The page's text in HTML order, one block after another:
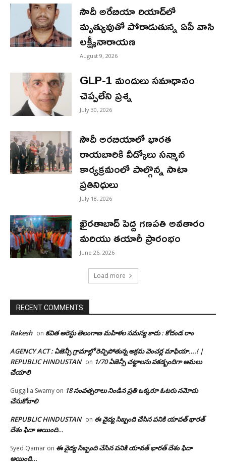
సౌదీ అరేబియా రియాద్‌లో
మృత్యువుతో పోరాడుతున్న ఏపీ వాసి
లక్ష్మీనారాయణ
August 9, 2026
GLP-1 మందులు సమాధానం
చెప్పలేని ప్రశ్న
July 30, 2026
సౌదీ అరబియాలో భారత
రాయబారికి వీడ్కోలు సన్మాన
కార్యక్రమంలో పాల్గొన్న సాటా
ప్రతినిధులు
July 18, 2026
ఖైరతాబాద్ పెద్ద గణపతి అవతారం
మరియు తయారీ ప్రారంభం
June 26, 2026
Load more
RECENT COMMENTS
Rakesh on కవిత అరెస్టు తెలంగాణ మహిళల సమస్య కాదు : కోదండ రాం
AGENCY ACT : ఏజెన్సీ గ్రామాల్లో రెచ్చిపోతున్న అక్రమ వెంచర్ల మాఫియా….! |
REPUBLIC HINDUSTAN on 1/70 ఏజెన్సీ చట్టాలను పకడ్బందిగా అమలు
చేయాలి
Guggilla Swamy on 18 సంవత్సరాలు నిండిన ప్రతి ఒక్కరూ ఓటరు నమోదు
చేసుకోవాలి
REPUBLIC HINDUSTAN on ఈ వైద్య సిబ్బంది చేసిన పనికి యావత్ భారత్
దేశం ఫిదా అయింది…
Syed Qamar on ఈ వైద్య సిబ్బంది చేసిన పనికి యావత్ భారత్ దేశం ఫిదా
అయింది…